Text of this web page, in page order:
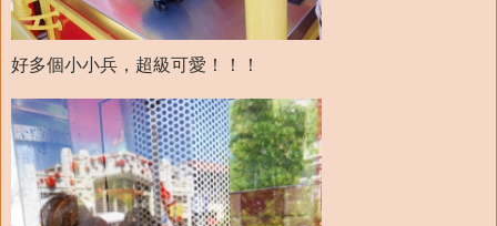
好多個小小兵，超級可愛！！！